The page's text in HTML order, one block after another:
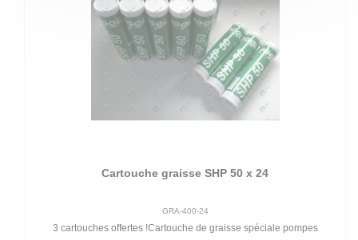
Cartouche graisse SHP 50 x 24
GRA-400-24
3 cartouches offertes !Cartouche de graisse spéciale pompes